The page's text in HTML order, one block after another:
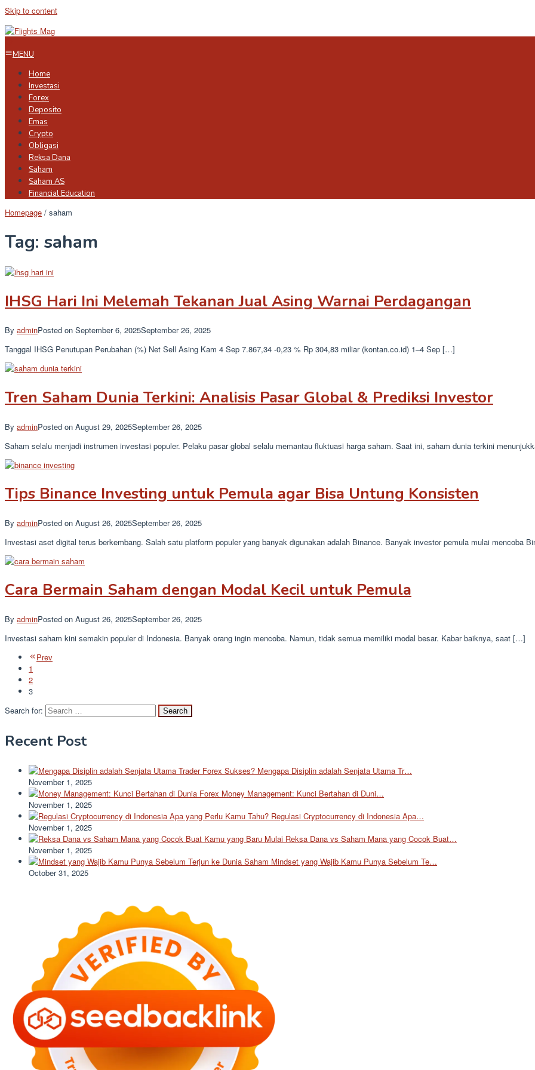
Skip to content
MENU
Home
Investasi
Forex
Deposito
Emas
Crypto
Obligasi
Reksa Dana
Saham
Saham AS
Financial Education
Homepage / saham
Tag: saham
IHSG Hari Ini Melemah Tekanan Jual Asing Warnai Perdagangan
By adminPosted on September 6, 2025September 26, 2025
Tanggal IHSG Penutupan Perubahan (%) Net Sell Asing Kam 4 Sep 7.867,34 -0,23 % Rp 304,83 miliar (kontan.co.id) 1–4 Sep […]
Tren Saham Dunia Terkini: Analisis Pasar Global & Prediksi Investor
By adminPosted on August 29, 2025September 26, 2025
Saham selalu menjadi instrumen investasi populer. Pelaku pasar global selalu memantau fluktuasi harga saham. Saat ini, saham dunia terkini
Tips Binance Investing untuk Pemula agar Bisa Untung Konsisten
By adminPosted on August 26, 2025September 26, 2025
Investasi aset digital terus berkembang. Salah satu platform populer yang banyak digunakan adalah Binance. Banyak investor pemula mulai mencoba
Cara Bermain Saham dengan Modal Kecil untuk Pemula
By adminPosted on August 26, 2025September 26, 2025
Investasi saham kini semakin populer di Indonesia. Banyak orang ingin mencoba. Namun, tidak semua memiliki modal besar. Kabar baiknya, saat […]
Prev
1
2
3
Search for:
Recent Post
Mengapa Disiplin adalah Senjata Utama Tr…
November 1, 2025
Money Management: Kunci Bertahan di Duni…
November 1, 2025
Regulasi Cryptocurrency di Indonesia Apa…
November 1, 2025
Reksa Dana vs Saham Mana yang Cocok Buat…
November 1, 2025
Mindset yang Wajib Kamu Punya Sebelum Te…
October 31, 2025